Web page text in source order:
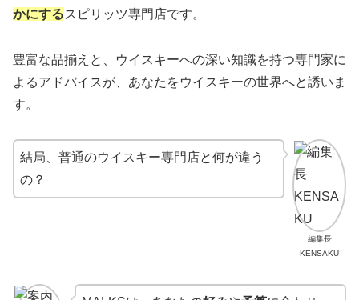
かにするスピリッツ専門店です。
豊富な品揃えと、ウイスキーへの深い知識を持つ専門家に
よるアドバイスが、あなたをウイスキーの世界へと誘いま
す。
編集長
KENSAKU
結局、普通のウイスキー専門店と何が違う
の？